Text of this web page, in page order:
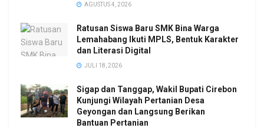
AGUSTUS 4, 2026
Ratusan Siswa Baru SMK Bina Warga
Lemahabang Ikuti MPLS, Bentuk Karakter
dan Literasi Digital
JULI 18, 2026
Sigap dan Tanggap, Wakil Bupati Cirebon
Kunjungi Wilayah Pertanian Desa
Geyongan dan Langsung Berikan
Bantuan Pertanian